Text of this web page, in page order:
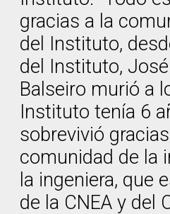
gracias a la
del Instituto,
del Instituto,
Balseiro murió a
Instituto tenía 6
sobrevivió
comunidad de la
la ingeniera, que
de la CNEA y del